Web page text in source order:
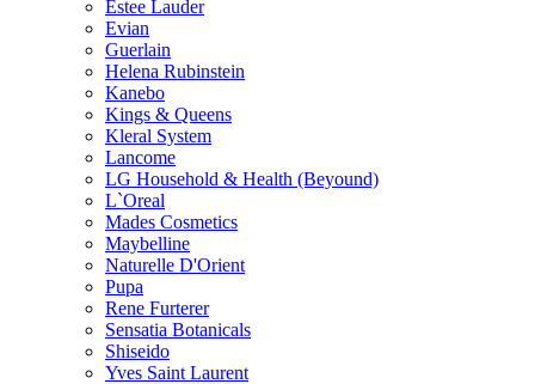
Estee Lauder
Evian
Guerlain
Helena Rubinstein
Kanebo
Kings & Queens
Kleral System
Lancome
LG Household & Health (Beyound)
L`Oreal
Mades Cosmetics
Maybelline
Naturelle D'Orient
Pupa
Rene Furterer
Sensatia Botanicals
Shiseido
Yves Saint Laurent